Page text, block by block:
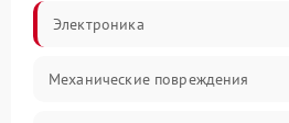
Электроника
Механические повреждения